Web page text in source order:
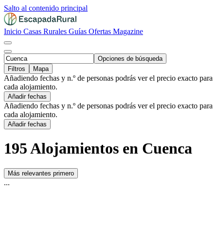
Salto al contenido principal
Inicio Casas Rurales Guías Ofertas Magazine
Opciones de búsqueda
Filtros
Mapa
Añadiendo fechas y n.º de personas podrás ver el precio exacto para
cada alojamiento.
Añadir fechas
Añadiendo fechas y n.º de personas podrás ver el precio exacto para
cada alojamiento.
Añadir fechas
195 Alojamientos en Cuenca
Más relevantes primero
...